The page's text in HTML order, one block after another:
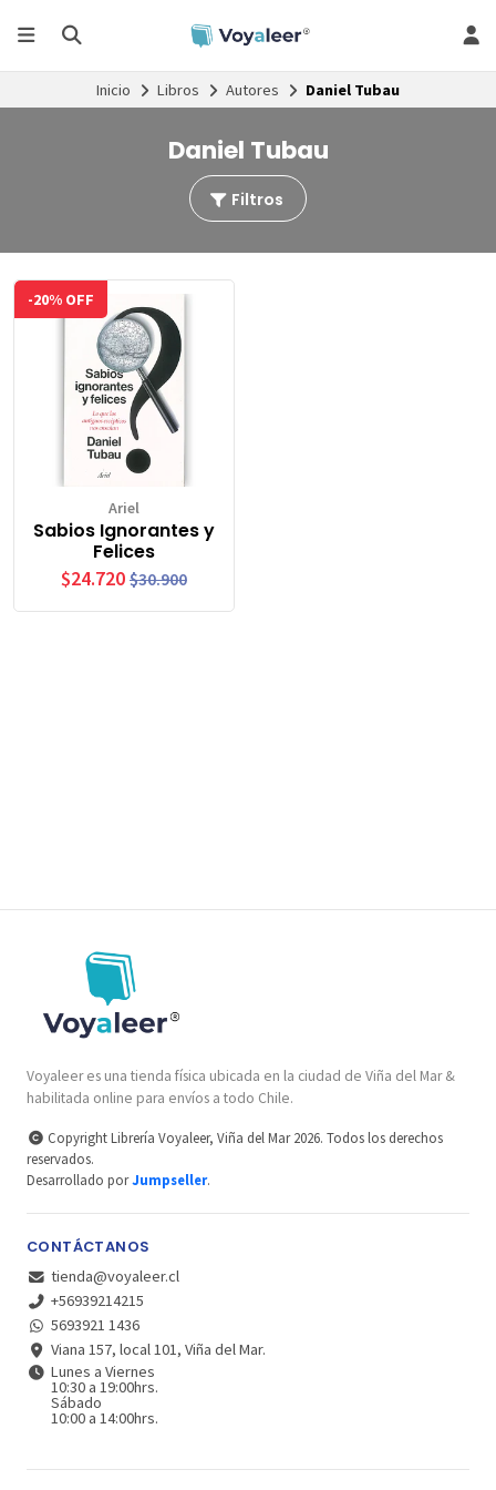
Inicio Libros Autores Daniel Tubau
Daniel Tubau
Filtros
-20% OFF
Ariel
Sabios Ignorantes y
Felices
$24.720 $30.900
Voyaleer es una tienda física ubicada en la ciudad de Viña del Mar &
habilitada online para envíos a todo Chile.
Copyright Librería Voyaleer, Viña del Mar 2026. Todos los derechos
reservados.
Desarrollado porJumpseller.
CONTÁCTANOS
tienda@voyaleer.cl
+56939214215
5693921 1436
Viana 157, local 101, Viña del Mar.
Lunes a Viernes
10:30 a 19:00hrs.
Sábado
10:00 a 14:00hrs.